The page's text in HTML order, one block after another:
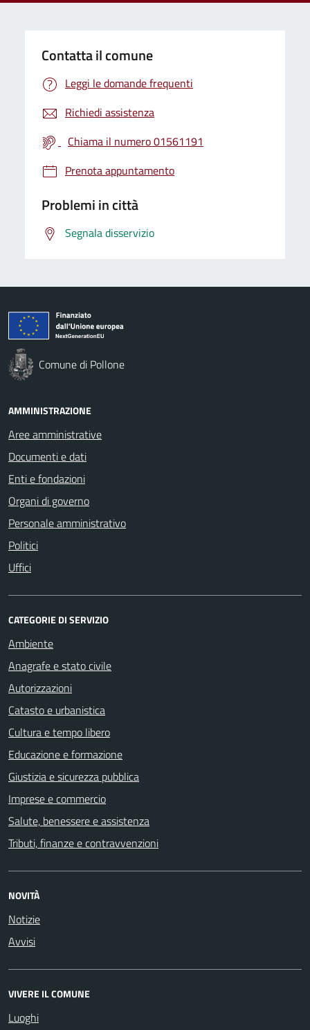
Contatta il comune
Leggi le domande frequenti
Richiedi assistenza
Chiama il numero 01561191
Prenota appuntamento
Problemi in città
Segnala disservizio
Comune di Pollone
AMMINISTRAZIONE
Aree amministrative
Documenti e dati
Enti e fondazioni
Organi di governo
Personale amministrativo
Politici
Uffici
CATEGORIE DI SERVIZIO
Ambiente
Anagrafe e stato civile
Autorizzazioni
Catasto e urbanistica
Cultura e tempo libero
Educazione e formazione
Giustizia e sicurezza pubblica
Imprese e commercio
Salute, benessere e assistenza
Tributi, finanze e contravvenzioni
NOVITÀ
Notizie
Avvisi
VIVERE IL COMUNE
Luoghi